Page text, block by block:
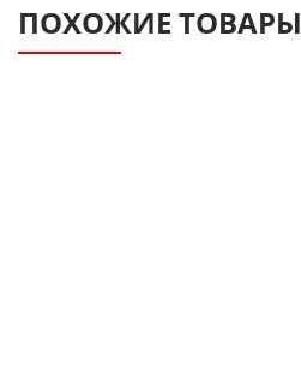
ПОХОЖИЕ ТОВАРЫ